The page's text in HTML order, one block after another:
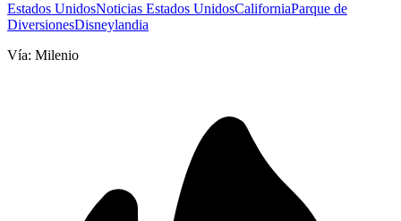
Estados UnidosNoticias Estados UnidosCaliforniaParque de
DiversionesDisneylandia
Vía: Milenio